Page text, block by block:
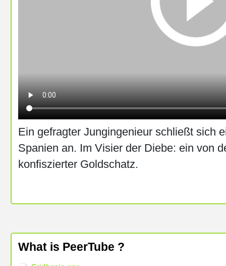
Ein gefragter Jungingenieur schließt sich
Spanien an. Im Visier der Diebe: ein von
konfiszierter Goldschatz.
What is PeerTube ?